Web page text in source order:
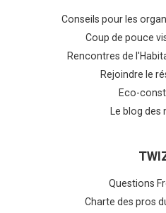
Conseils pour les
Coup de pouce
Rencontres de
Rejoindre le
Eco-
Le blog
Questions
Charte des pros